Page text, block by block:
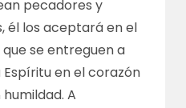
pecadores y
él los aceptará en el
se entreguen a
Espíritu en el corazón
A